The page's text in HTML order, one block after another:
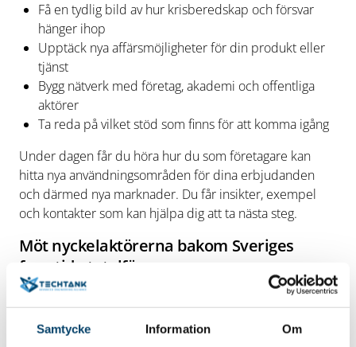
Samtycke Information Om
Få en tydlig bild av hur krisberedskap och försvar
hänger ihop
Upptäck nya affärsmöjligheter för din produkt eller
tjänst
Bygg nätverk med företag, akademi och offentliga
aktörer
Ta reda på vilket stöd som finns för att komma igång
Under dagen får du höra hur du som företagare kan
hitta nya användningsområden för dina erbjudanden
och därmed nya marknader. Du får insikter, exempel
och kontakter som kan hjälpa dig att ta nästa steg.
Möt nyckelaktörerna bakom Sveriges
framtida totalförsvar
Svenskt Näringsliv